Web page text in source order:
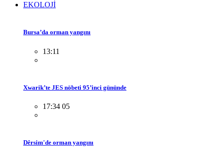
EKOLOJİ
Bursa’da orman yangını
13:11
Xwarik’te JES nöbeti 95’inci gününde
17:34 05
Dêrsim'de orman yangını